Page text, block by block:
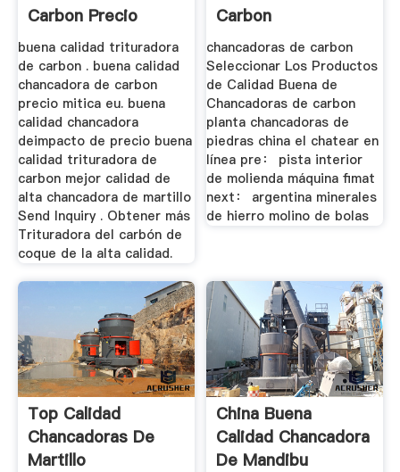
Carbon Precio
buena calidad trituradora
de carbon . buena calidad
chancadora de carbon
precio mitica eu. buena
calidad chancadora
deimpacto de precio buena
calidad trituradora de
carbon mejor calidad de
alta chancadora de martillo
Send Inquiry . Obtener más
Trituradora del carbón de
coque de la alta calidad.
Carbon
chancadoras de carbon
Seleccionar Los Productos
de Calidad Buena de
Chancadoras de carbon
planta chancadoras de
piedras china el chatear en
línea pre： pista interior
de molienda máquina fimat
next： argentina minerales
de hierro molino de bolas
Top Calidad
Chancadoras De
Martillo
China Buena
Calidad Chancadora
De Mandibu